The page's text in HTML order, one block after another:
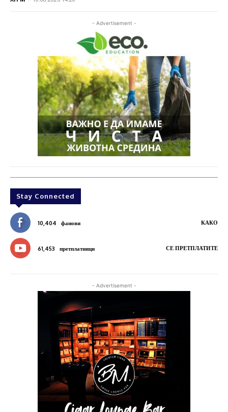
- Advertisement -
Stay Connected
10,404 фанови КАКО
61,453 претплатници СЕ ПРЕТПЛАТИТЕ
- Advertisement -